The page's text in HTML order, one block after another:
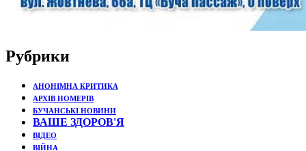
Рубрики
АНОНІМНА КРИТИКА
АРХІВ НОМЕРІВ
БУЧАНСЬКІ НОВИНИ
ВАШЕ ЗДОРОВ'Я
ВІДЕО
ВІЙНА